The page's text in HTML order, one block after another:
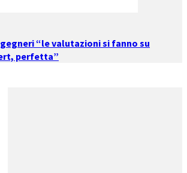
“le valutazioni si fanno su
perfetta”